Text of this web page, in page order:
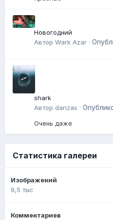
Новогодний
Автор Wark Azar ·
shark
Автор danzas ·
Очень даже
Статистика галереи
Изображений
9,5 тыс
Комментариев